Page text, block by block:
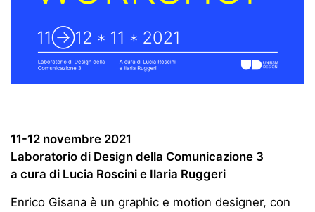
11-12 novembre 2021
Laboratorio di Design della Comunicazione 3
a cura di Lucia Roscini e Ilaria Ruggeri
Enrico Gisana è un graphic e motion designer, con